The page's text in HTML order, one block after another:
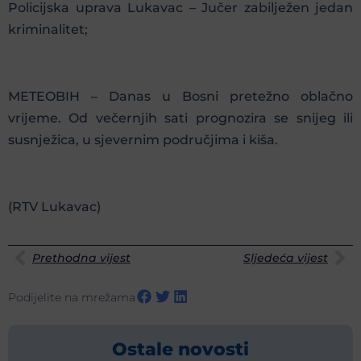
Policijska uprava Lukavac – Jučer zabilježen jedan
kriminalitet;
METEOBIH – Danas u Bosni pretežno oblačno
vrijeme. Od večernjih sati prognozira se snijeg ili
susnježica, u sjevernim područjima i kiša.
(RTV Lukavac)
Prethodna vijest Sljedeća vijest
Podijelite na mrežama
Ostale novosti